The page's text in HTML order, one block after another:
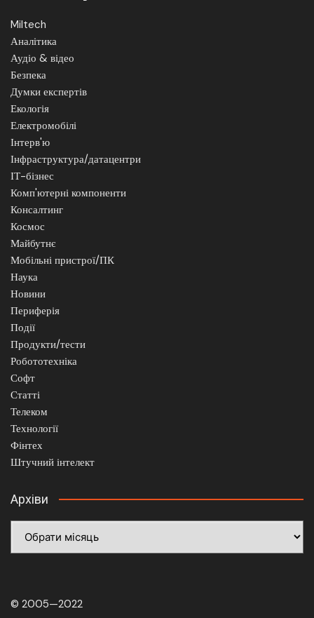
Miltech
Аналітика
Аудіо & відео
Безпека
Думки експертів
Екологія
Електромобілі
Інтерв'ю
Інфраструктура/датацентри
ІТ-бізнес
Комп'ютерні компоненти
Консалтинг
Космос
Майбутнє
Мобільні пристрої/ПК
Наука
Новини
Периферія
Події
Продукти/тести
Робототехніка
Софт
Статті
Телеком
Технології
Фінтех
Штучний інтелект
Архіви
© 2005—2022